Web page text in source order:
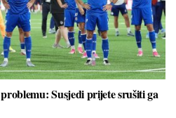
Susjedi prijete srušiti ga